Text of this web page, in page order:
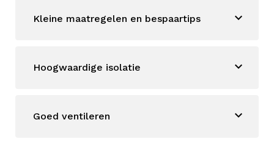
Kleine maatregelen en bespaartips
Hoogwaardige isolatie
Goed ventileren